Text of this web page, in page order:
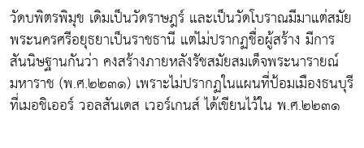
วัดบพิตรพิมุข เดิมเป็นวัดราษฎร์ และเป็นวัดโบราณมีมาแต่สมัย
พระนครศรีอยุธยาเป็นราชธานี แต่ไม่ปรากฏชื่อผู้สร้าง มีการ
สันนิษฐานกันว่า คงสร้างภายหลังรัชสมัยสมเด็จพระนารายณ์
มหาราช (พ.ศ.๒๒๓๑) เพราะไม่ปรากฏในแผนที่ป้อมเมืองธนบุรี
ที่เมอชิเออร์ วอลสันเดส เวอร์เกนส์ ได้เขียนไว้ใน พ.ศ.๒๒๓๑